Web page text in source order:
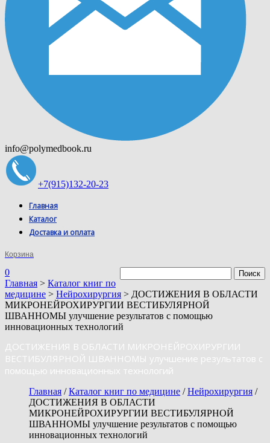
info@polymedbook.ru
+7(915)132-20-23
Главная
Каталог
Доставка и оплата
Корзина
0
Главная > Каталог книг по
медицине > Нейрохирургия > ДОСТИЖЕНИЯ В ОБЛАСТИ
МИКРОНЕЙРОХИРУРГИИ ВЕСТИБУЛЯРНОЙ
ШВАННОМЫ улучшение результатов с помощью
инновационных технологий
ДОСТИЖЕНИЯ В ОБЛАСТИ МИКРОНЕЙРОХИРУРГИИ
ВЕСТИБУЛЯРНОЙ ШВАННОМЫ улучшение результатов с
помощью инновационных технологий
Главная /Каталог книг по медицине /Нейрохирургия /
ДОСТИЖЕНИЯ В ОБЛАСТИ
МИКРОНЕЙРОХИРУРГИИ ВЕСТИБУЛЯРНОЙ
ШВАННОМЫ улучшение результатов с помощью
инновационных технологий